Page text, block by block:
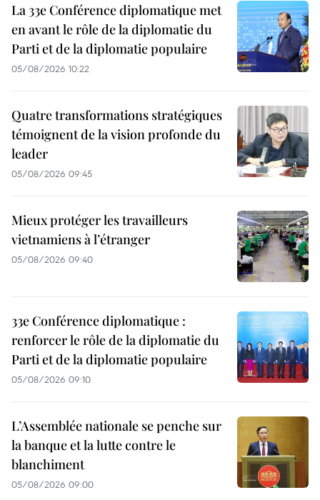
La 33e Conférence diplomatique met
en avant le rôle de la diplomatie du
Parti et de la diplomatie populaire
05/08/2026 10:22
Quatre transformations stratégiques
témoignent de la vision profonde du
leader
05/08/2026 09:45
Mieux protéger les travailleurs
vietnamiens à l’étranger
05/08/2026 09:40
33e Conférence diplomatique :
renforcer le rôle de la diplomatie du
Parti et de la diplomatie populaire
05/08/2026 09:10
L’Assemblée nationale se penche sur
la banque et la lutte contre le
blanchiment
05/08/2026 09:00